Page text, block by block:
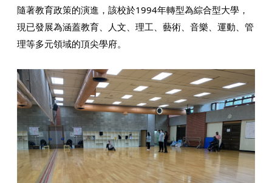
隨著教育政策的演進，該校於1994年轉型為綜合型大學，
現已發展為涵蓋教育、人文、理工、藝術、音樂、運動、管
理等多元領域的頂尖學府。​